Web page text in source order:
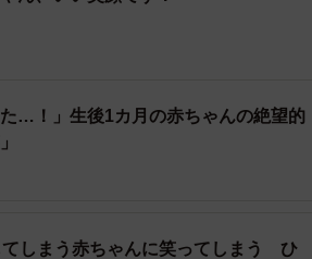
…！」生後1カ月の赤ちゃんの絶望的
しまう赤ちゃんに笑ってしまう ひ